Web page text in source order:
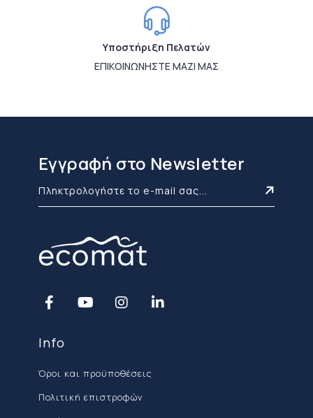
Υποστήριξη Πελατών
ΕΠΙΚΟΙΝΩΝΗΣΤΕ ΜΑΖΙ ΜΑΣ
Εγγραφή στο Newsletter
Info
Όροι και προϋποθέσεις
Πολιτική επιστροφών